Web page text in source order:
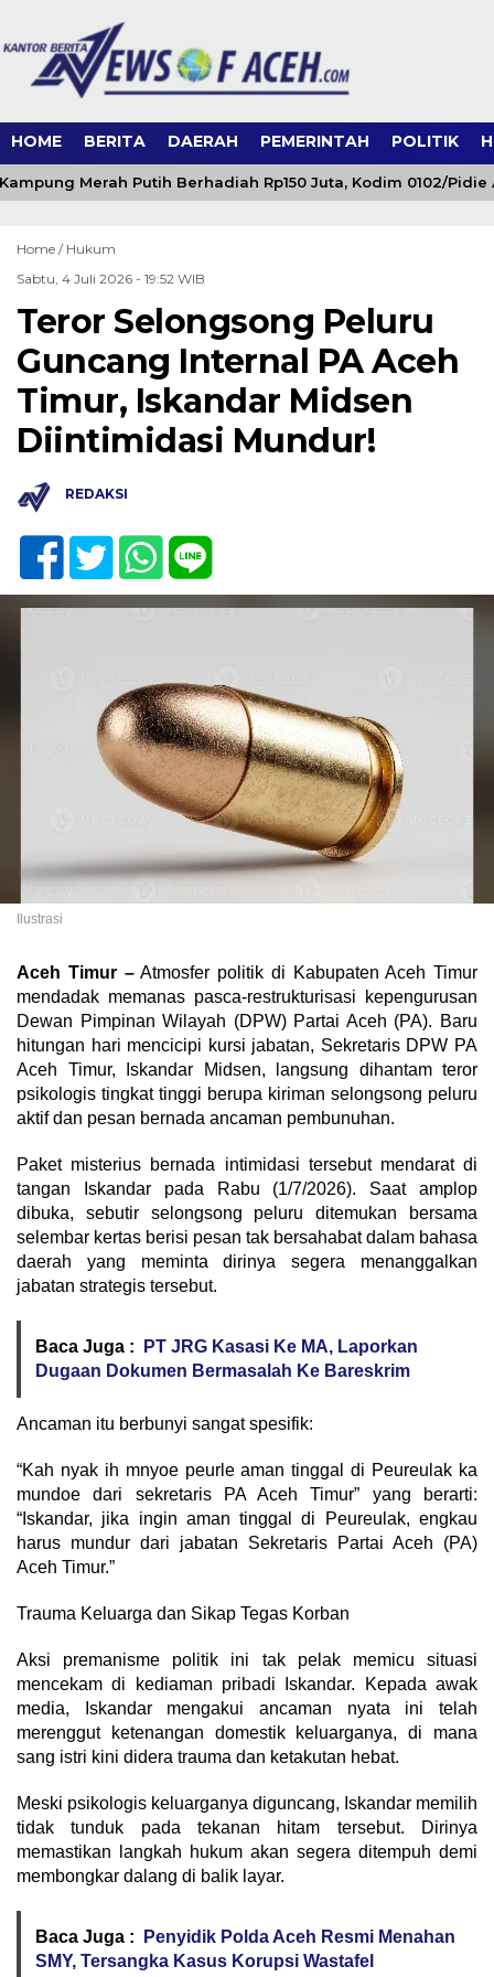
HOME BERITA DAERAH PEMERINTAH POLITIK
Merah Putih Berhadiah Rp150 Juta, Kodim 0102/Pidie
Home / Hukum
Sabtu, 4 Juli 2026 - 19:52 WIB
Teror Selongsong Peluru
Guncang Internal PA Aceh
Timur, Iskandar Midsen
Diintimidasi Mundur!
REDAKSI
Ilustrasi
Aceh Timur –Atmosfer politik di Kabupaten Aceh Timur
mendadak memanas pasca-restrukturisasi kepengurusan
Dewan Pimpinan Wilayah (DPW) Partai Aceh (PA). Baru
hitungan hari mencicipi kursi jabatan, Sekretaris DPW PA
Aceh Timur, Iskandar Midsen, langsung dihantam teror
psikologis tingkat tinggi berupa kiriman selongsong peluru
aktif dan pesan bernada ancaman pembunuhan.
​Paket misterius bernada intimidasi tersebut mendarat di
tangan Iskandar pada Rabu (1/7/2026). Saat amplop
dibuka, sebutir selongsong peluru ditemukan bersama
selembar kertas berisi pesan tak bersahabat dalam bahasa
daerah yang meminta dirinya segera menanggalkan
jabatan strategis tersebut.
Baca Juga :
PT JRG Kasasi Ke MA, Laporkan
Dugaan Dokumen Bermasalah Ke Bareskrim
​Ancaman itu berbunyi sangat spesifik:
​“Kah nyak ih mnyoe peurle aman tinggal di Peureulak ka
mundoe dari sekretaris PA Aceh Timur” yang berarti:
“Iskandar, jika ingin aman tinggal di Peureulak, engkau
harus mundur dari jabatan Sekretaris Partai Aceh (PA)
Aceh Timur.”
​Trauma Keluarga dan Sikap Tegas Korban
​Aksi premanisme politik ini tak pelak memicu situasi
mencekam di kediaman pribadi Iskandar. Kepada awak
media, Iskandar mengakui ancaman nyata ini telah
merenggut ketenangan domestik keluarganya, di mana
sang istri kini didera trauma dan ketakutan hebat.
​Meski psikologis keluarganya diguncang, Iskandar memilih
tidak tunduk pada tekanan hitam tersebut. Dirinya
memastikan langkah hukum akan segera ditempuh demi
membongkar dalang di balik layar.
Baca Juga :
Penyidik Polda Aceh Resmi Menahan
SMY, Tersangka Kasus Korupsi Wastafel